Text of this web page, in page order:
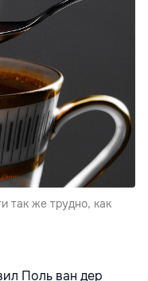
так же трудно, как
Поль ван дер